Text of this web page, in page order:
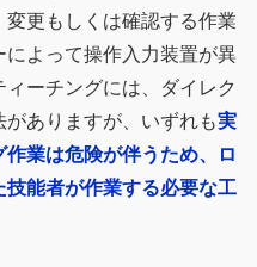
更もしくは確認する作業
よって操作入力装置が異
ーチングには、ダイレク
がありますが、いずれも実
業は危険が伴うため、ロ
能者が作業する必要な工